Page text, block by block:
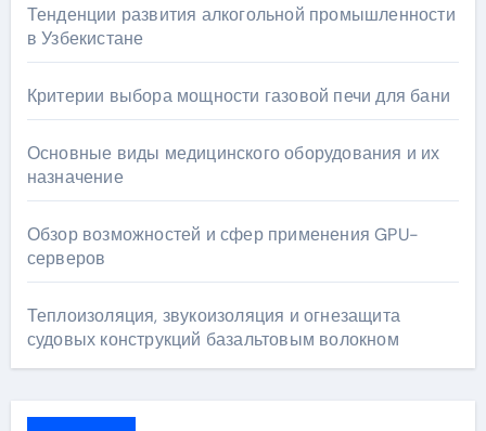
Тенденции развития алкогольной промышленности
в Узбекистане
Критерии выбора мощности газовой печи для бани
Основные виды медицинского оборудования и их
назначение
Обзор возможностей и сфер применения GPU-
серверов
Теплоизоляция, звукоизоляция и огнезащита
судовых конструкций базальтовым волокном